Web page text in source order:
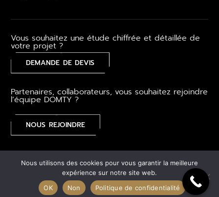
Vous souhaitez une étude chiffrée et détaillée de
votre projet ?
DEMANDE DE DEVIS
Mentions légales–CGV–Gestion des cookies– Plan du
Partenaires, collaborateurs, vous souhaitez rejoindre
l’équipe DOMTY ?
NOUS REJOINDRE
Nous utilisons des cookies pour vous garantir la meilleure
expérience sur notre site web.
OK
Non Politique de confidentialité